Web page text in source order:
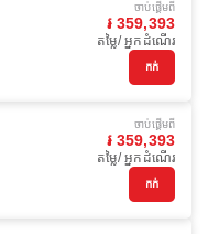
ចាប់ផ្ដើមពី
៛ 359,393
តម្លៃ/ អ្នកដំណើរ
កក់
ចាប់ផ្ដើមពី
៛ 359,393
តម្លៃ/ អ្នកដំណើរ
កក់